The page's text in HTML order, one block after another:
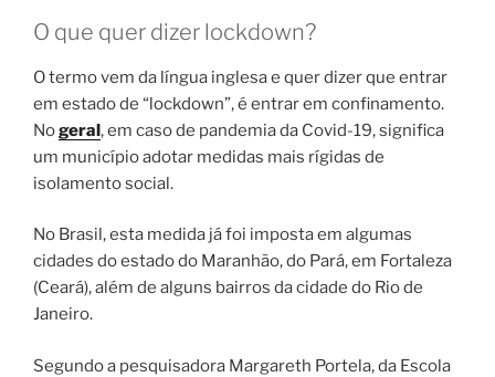
O que quer dizer lockdown?
O termo vem da língua inglesa e quer dizer que entrar
em estado de “lockdown”, é entrar em confinamento.
Nogeral, em caso de pandemia da Covid-19, significa
um município adotar medidas mais rígidas de
isolamento social.
No Brasil, esta medida já foi imposta em algumas
cidades do estado do Maranhão, do Pará, em Fortaleza
(Ceará), além de alguns bairros da cidade do Rio de
Janeiro.
Segundo a pesquisadora Margareth Portela, da Escola